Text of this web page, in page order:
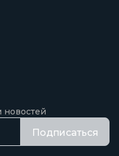
новостей
Подписаться